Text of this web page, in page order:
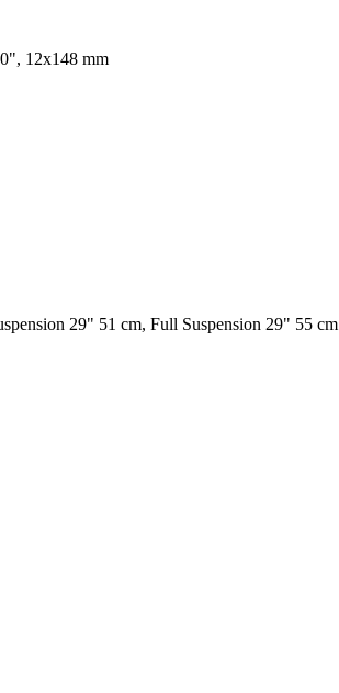
12x148 mm
29" 51 cm, Full Suspension 29" 55 cm